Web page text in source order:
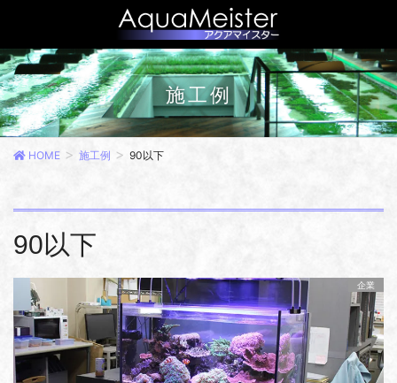
施工例
HOME 施工例 90以下
90以下
企業